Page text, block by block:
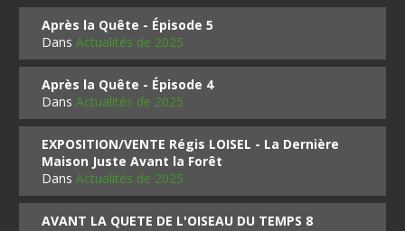
Après la Quête - Épisode 5
DansActualités de 2025
Après la Quête - Épisode 4
DansActualités de 2025
EXPOSITION/VENTE Régis LOISEL - La Dernière
Maison Juste Avant la Forêt
DansActualités de 2025
AVANT LA QUETE DE L'OISEAU DU TEMPS 8